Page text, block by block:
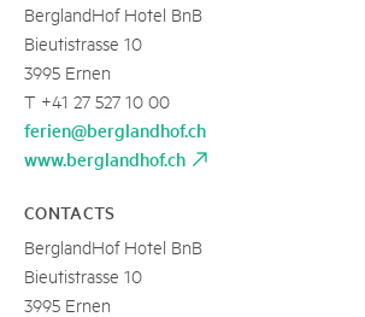
BerglandHof Hotel BnB
Bieutistrasse 10
3995 Ernen
T +41 27 527 10 00
ferien@berglandhof.ch
www.berglandhof.ch
CONTACTS
BerglandHof Hotel BnB
Bieutistrasse 10
3995 Ernen